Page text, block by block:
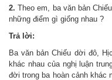
2.Theo em, ba văn bản
những điểm gì giống nhau ?
Trả lời:
Ba văn bản Chiếu dời đô,
khác nhau của nghị luận
đời trong ba hoàn cảnh